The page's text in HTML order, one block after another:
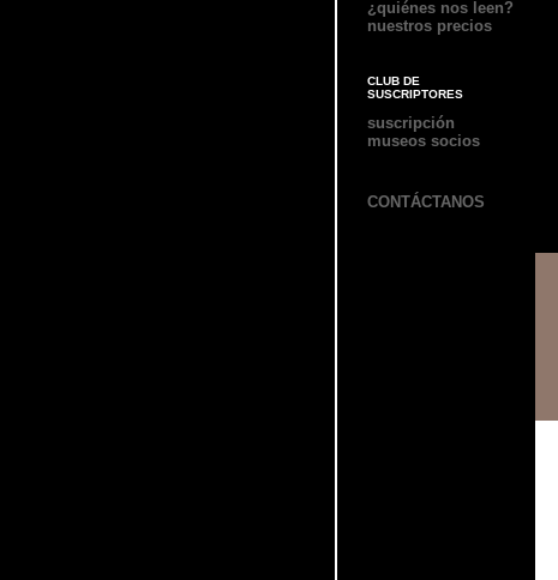
¿quiénes nos leen?
nuestros precios
CLUB DE
SUSCRIPTORES
suscripción
museos socios
CONTÁCTANOS